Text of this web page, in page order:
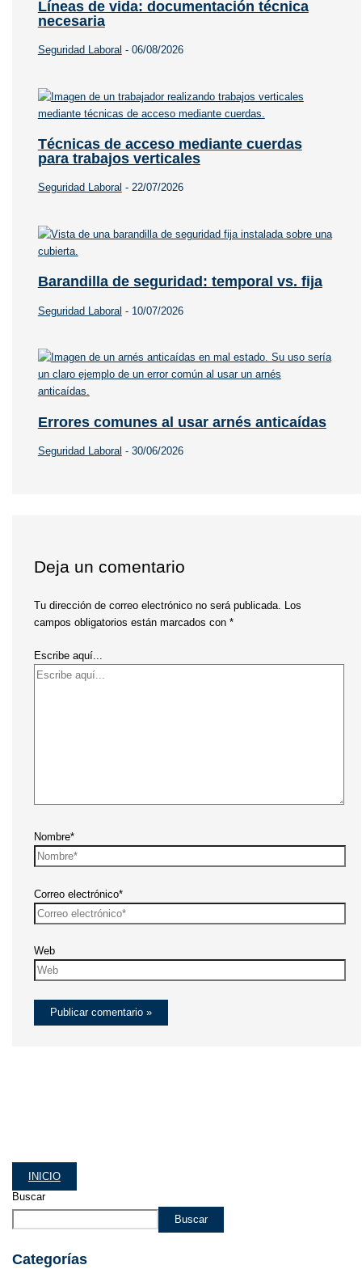
INICIO
Buscar
Buscar
Categorías
Líneas de vida: documentación técnica
necesaria
Seguridad Laboral - 06/08/2026
Técnicas de acceso mediante cuerdas
para trabajos verticales
Seguridad Laboral - 22/07/2026
Barandilla de seguridad: temporal vs. fija
Seguridad Laboral - 10/07/2026
Errores comunes al usar arnés anticaídas
Seguridad Laboral - 30/06/2026
Deja un comentario
Tu dirección de correo electrónico no será publicada. Los
campos obligatorios están marcados con*
Escribe aquí...
Nombre*
Correo electrónico*
Web